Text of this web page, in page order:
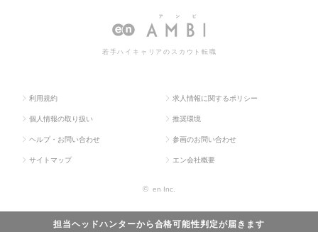
担当ヘッドハンターから合格可能性判定が届きます
転職
若手ハイキャリアのスカウト転職
利用規約 求人情報に関するポリシー
個人情報の取り扱い 推奨環境
ヘルプ・お問い合わせ 参画のお問い合わせ
サイトマップ エン会社概要
© en Inc.